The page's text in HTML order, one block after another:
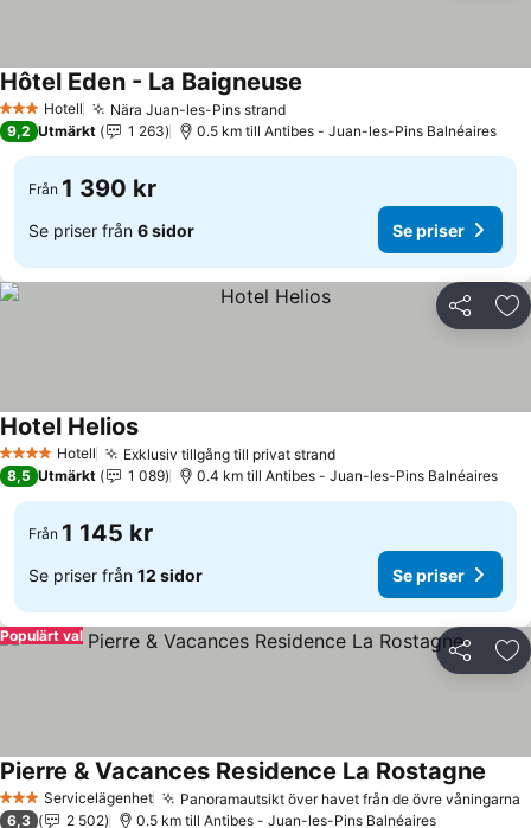
3 StjärnorHotell Nära Juan-les-Pins strandSe priser
Hôtel Eden - La Baigneuse
9,2 Utmärkt 1 263 0.5 km till Antibes - Juan-les-Pins Balnéaires
Från 1 390 kr
Se priser från 6 sidor Se priser
Dela
4 StjärnorHotell Exklusiv tillgång till privat strandSe priser
Hotel HeliosSe priser
8,5 Utmärkt 1 089 0.4 km till Antibes - Juan-les-Pins Balnéaires
Från 1 145 kr
Se priser från 12 sidor Se priser
Dela
Populärt val
3 StjärnorServicelägenhet Panoramautsikt över havet från de övre våningarna
Pierre & Vacances Residence La Rostagne
6,3 2 502 0.5 km till Antibes - Juan-les-Pins Balnéaires